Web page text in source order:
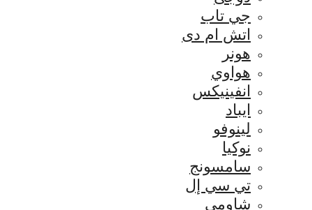
جي تاب
اتش ام دى
هونر
هواوي
انفينيكس
ايباد
لينوفو
نوكيا
سامسونج
تي سي إل
شاومي